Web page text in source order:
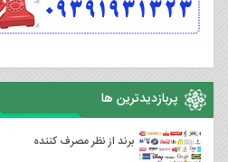
پربازدیدترین ها
برند از نظر مصرف کننده